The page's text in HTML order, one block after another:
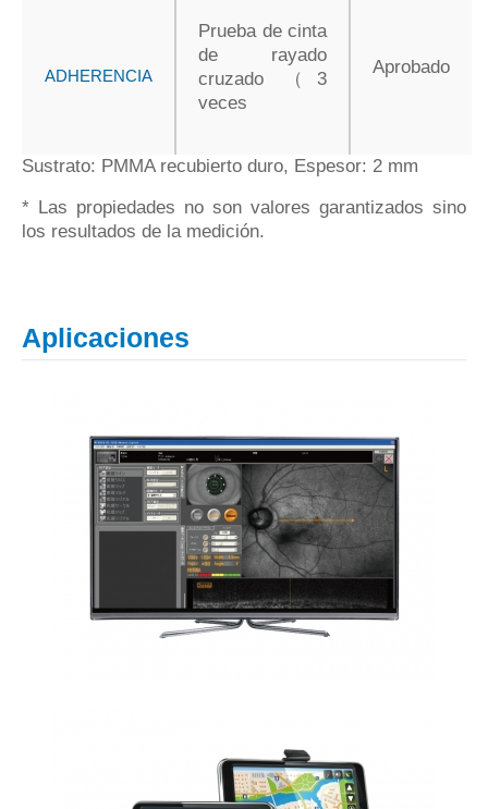
ADHERENCIA
Prueba de cinta
de rayado
cruzado （3
veces
Aprobado
Sustrato: PMMA recubierto duro, Espesor: 2 mm
* Las propiedades no son valores garantizados sino
los resultados de la medición.
Aplicaciones